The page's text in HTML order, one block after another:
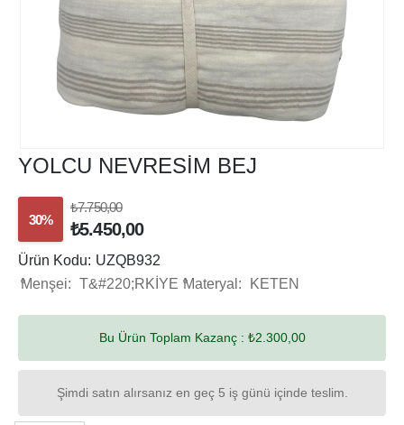
YOLCU NEVRESİM BEJ
30%
₺7.750,00
₺5.450,00
Ürün Kodu: UZQB932
Menşei: T&#220;RKİYE Materyal: KETEN
Bu Ürün Toplam Kazanç : ₺2.300,00
Şimdi satın alırsanız en geç 5 iş günü içinde teslim.